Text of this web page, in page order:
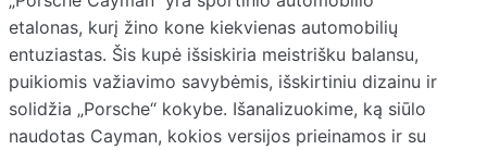
etalonas, kurį žino kone kiekvienas automobilių
entuziastas. Šis kupė išsiskiria meistrišku balansu,
puikiomis važiavimo savybėmis, išskirtiniu dizainu ir
solidžia „Porsche“ kokybe. Išanalizuokime, ką siūlo
naudotas Cayman, kokios versijos prieinamos ir su